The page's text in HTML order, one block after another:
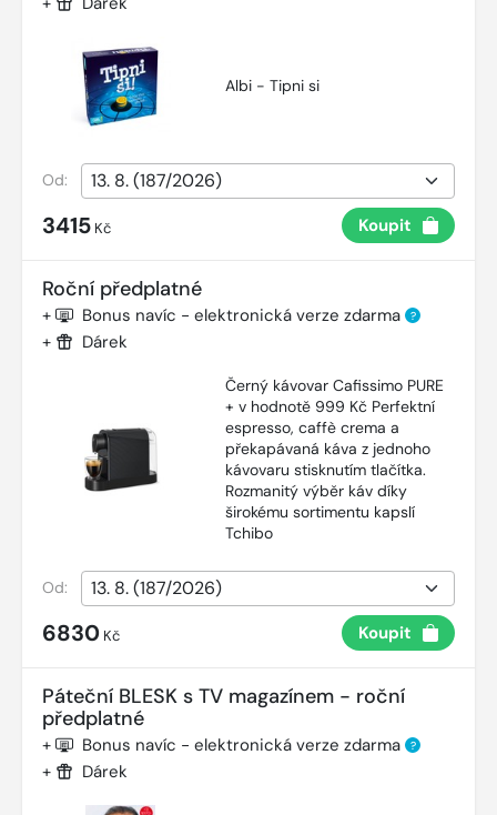
Albi - Tipni si
Od:
3415 Kč Koupit
Roční předplatné
+ Bonus navíc - elektronická verze zdarma ?
+ Dárek
Černý kávovar Cafissimo PURE
+ v hodnotě 999 Kč Perfektní
espresso, caffè crema a
překapávaná káva z jednoho
kávovaru stisknutím tlačítka.
Rozmanitý výběr káv díky
širokému sortimentu kapslí
Tchibo
Od:
6830 Kč Koupit
Páteční BLESK s TV magazínem - roční
předplatné
+ Bonus navíc - elektronická verze zdarma ?
+ Dárek